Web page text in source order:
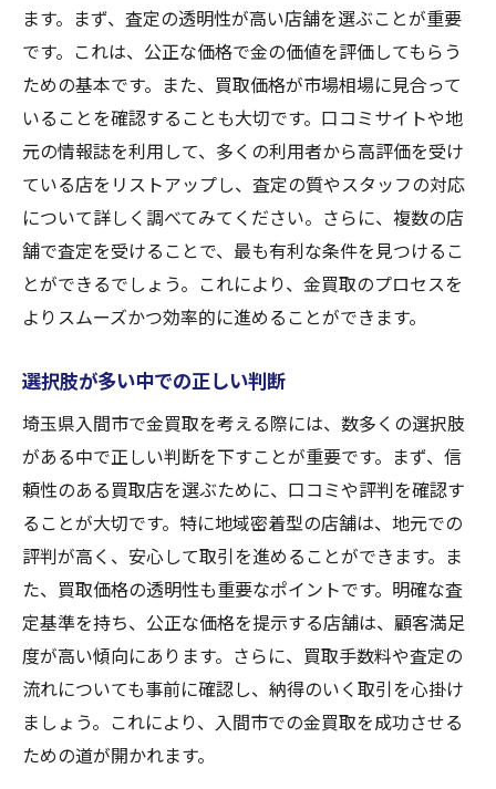
ます。まず、査定の透明性が高い店舗を選ぶことが重要
です。これは、公正な価格で金の価値を評価してもらう
ための基本です。また、買取価格が市場相場に見合って
いることを確認することも大切です。口コミサイトや地
元の情報誌を利用して、多くの利用者から高評価を受け
ている店をリストアップし、査定の質やスタッフの対応
について詳しく調べてみてください。さらに、複数の店
舗で査定を受けることで、最も有利な条件を見つけるこ
とができるでしょう。これにより、金買取のプロセスを
よりスムーズかつ効率的に進めることができます。
選択肢が多い中での正しい判断
埼玉県入間市で金買取を考える際には、数多くの選択肢
がある中で正しい判断を下すことが重要です。まず、信
頼性のある買取店を選ぶために、口コミや評判を確認す
ることが大切です。特に地域密着型の店舗は、地元での
評判が高く、安心して取引を進めることができます。ま
た、買取価格の透明性も重要なポイントです。明確な査
定基準を持ち、公正な価格を提示する店舗は、顧客満足
度が高い傾向にあります。さらに、買取手数料や査定の
流れについても事前に確認し、納得のいく取引を心掛け
ましょう。これにより、入間市での金買取を成功させる
ための道が開かれます。